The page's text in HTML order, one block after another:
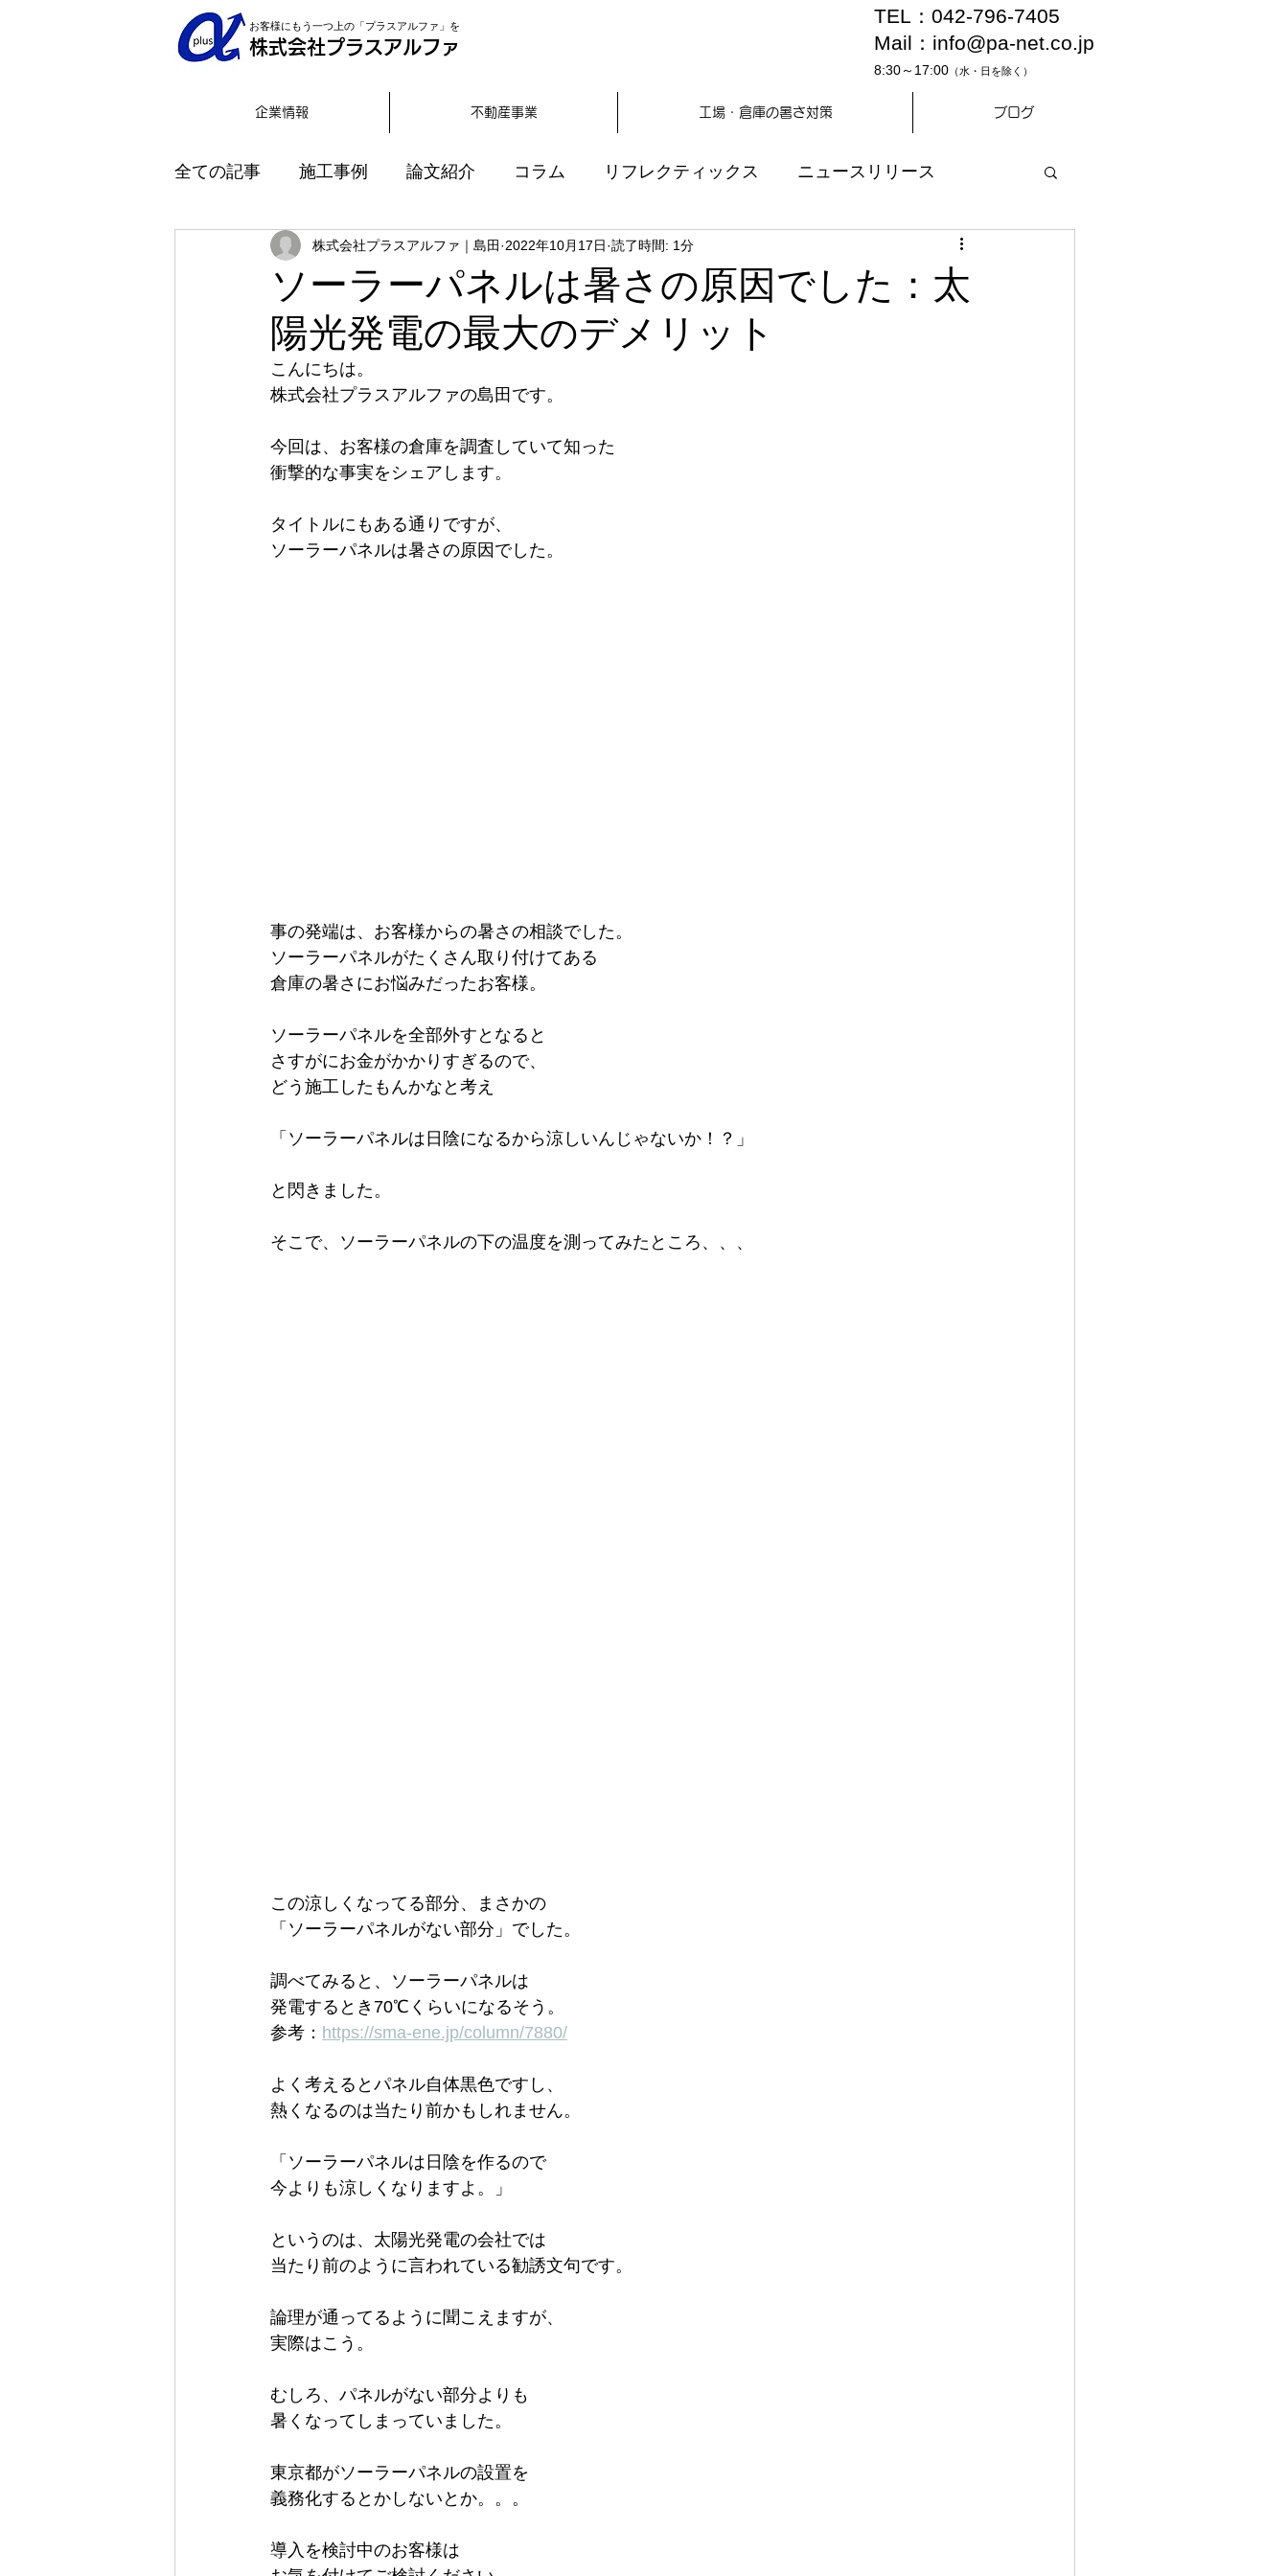
お客様にもう一つ上の「プラスアルファ」を
株式会社プラスアルファ
TEL：042-796-7405
Mail： info@pa-net.co.jp
8:30～17:00 （水・日を除く）
企業情報 不動産事業 工場・倉庫の暑さ対策 ブログ
全ての記事 施工事例 論文紹介 コラム リフレクティックス ニュースリリース
インタビュー
ソーラーパネルは暑さの原因でした：太
陽光発電の最大のデメリット
株式会社プラスアルファ｜島田 2022年10月17日 読了時間: 1分
こんにちは。
株式会社プラスアルファの島田です。
今回は、お客様の倉庫を調査していて知った
衝撃的な事実をシェアします。
タイトルにもある通りですが、
ソーラーパネルは暑さの原因でした。
事の発端は、お客様からの暑さの相談でした。
ソーラーパネルがたくさん取り付けてある
倉庫の暑さにお悩みだったお客様。
ソーラーパネルを全部外すとなると
さすがにお金がかかりすぎるので、
どう施工したもんかなと考え
「ソーラーパネルは日陰になるから涼しいんじゃないか！？」
と閃きました。
そこで、ソーラーパネルの下の温度を測ってみたところ、、、
この涼しくなってる部分、まさかの
「ソーラーパネルがない部分」でした。
調べてみると、ソーラーパネルは
発電するとき70℃くらいになるそう。
参考： https://sma-ene.jp/column/7880/
よく考えるとパネル自体黒色ですし、
熱くなるのは当たり前かもしれません。
「ソーラーパネルは日陰を作るので
今よりも涼しくなりますよ。」
というのは、太陽光発電の会社では
当たり前のように言われている勧誘文句です。
論理が通ってるように聞こえますが、
実際はこう。
むしろ、パネルがない部分よりも
暑くなってしまっていました。
東京都がソーラーパネルの設置を
義務化するとかしないとか。。。
導入を検討中のお客様は